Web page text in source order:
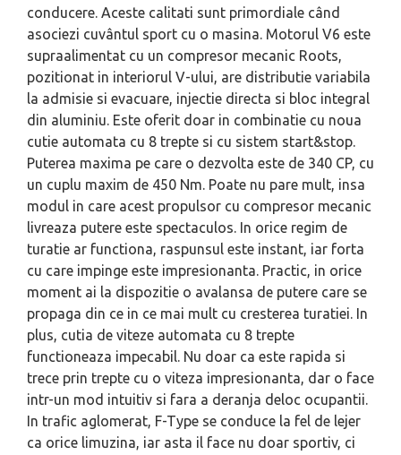
conducere. Aceste calitati sunt primordiale când
asociezi cuvântul sport cu o masina. Motorul V6 este
supraalimentat cu un compresor mecanic Roots,
pozitionat in interiorul V-ului, are distributie variabila
la admisie si evacuare, inject­ie directa si bloc integral
din aluminiu. Este oferit doar in combinatie cu noua
cutie automata cu 8 trepte si cu sistem start&stop.
Puterea maxima pe care o dezvolta este de 340 CP, cu
un cuplu maxim de 450 Nm. Poate nu pare mult, insa
modul in care acest propulsor cu compresor mecanic
livreaza putere este spectaculos. In orice regim de
turatie ar functiona, raspunsul este instant, iar forta
cu care impinge este impresionanta. Practic, in orice
moment ai la dis­pozit­ie o avalansa de putere care se
propaga din ce in ce mai mult cu cresterea turatiei. In
plus, cutia de viteze automata cu 8 trepte
functioneaza impecabil. Nu doar ca este rapida si
trece prin trepte cu o viteza impresionanta, dar o face
intr-un mod intuitiv si fara a deranja deloc ocupantii.
In trafic aglomerat, F-Type se conduce la fel de lejer
ca orice limuzina, iar asta il face nu doar sportiv, ci